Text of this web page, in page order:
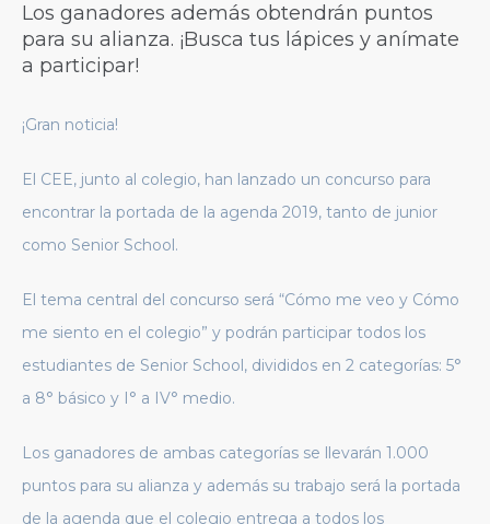
Los ganadores además obtendrán puntos
para su alianza. ¡Busca tus lápices y anímate
a participar!
¡Gran noticia!
El CEE, junto al colegio, han lanzado un concurso para
encontrar la portada de la agenda 2019, tanto de junior
como Senior School.
El tema central del concurso será “Cómo me veo y Cómo
me siento en el colegio” y podrán participar todos los
estudiantes de Senior School, divididos en 2 categorías: 5°
a 8° básico y I° a IV° medio.
Los ganadores de ambas categorías se llevarán 1.000
puntos para su alianza y además su trabajo será la portada
de la agenda que el colegio entrega a todos los